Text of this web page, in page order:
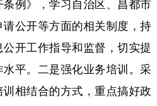
例》，学习自治区、昌都市
请公开等方面的相关制度，持
开工作指导和监督，切实提
平。二是强化业务培训。采
相结合的方式，重点搞好政